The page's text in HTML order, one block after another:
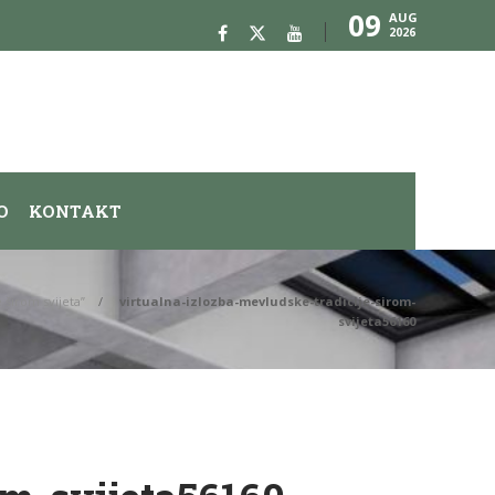
09 AUG
2026
KONTAKT
širom svijeta”
virtualna-izlozba-mevludske-tradicije-sirom-
svijeta56160